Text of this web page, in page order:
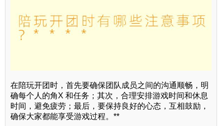
在陪玩开团时，首先要确保团队成员之间的沟通顺畅，明
确每个人的角X 和任务；其次，合理安排游戏时间和休息
时间，避免疲劳；最后，要保持良好的心态，互相鼓励，
确保大家都能享受游戏过程。**